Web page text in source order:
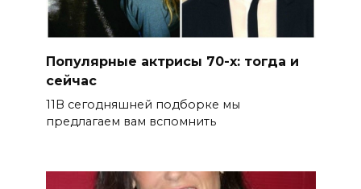
Популярные актрисы 70-х: тогда и
сейчас
11В сегодняшней подборке мы
предлагаем вам вспомнить